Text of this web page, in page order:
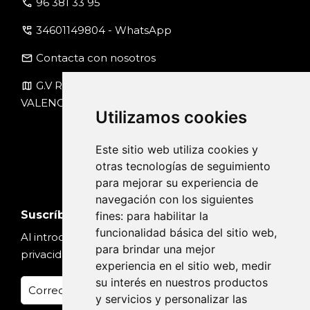
Utilizamos cookies
Este sitio web utiliza cookies y
otras tecnologías de seguimiento
para mejorar su experiencia de
navegación con los siguientes
fines: para habilitar la
funcionalidad básica del sitio web,
para brindar una mejor
experiencia en el sitio web, medir
su interés en nuestros productos
y servicios y personalizar las
perm_phone_msg 34601149804 - WhatsApp
email Contacta con nosotros
map G.V Ramón y Cajal, nº 1 Piso 1, pta 4-A 46007
VALENCIA
Suscríbete
Al introducir tu email, aceptas nuestra Política de
privacidad